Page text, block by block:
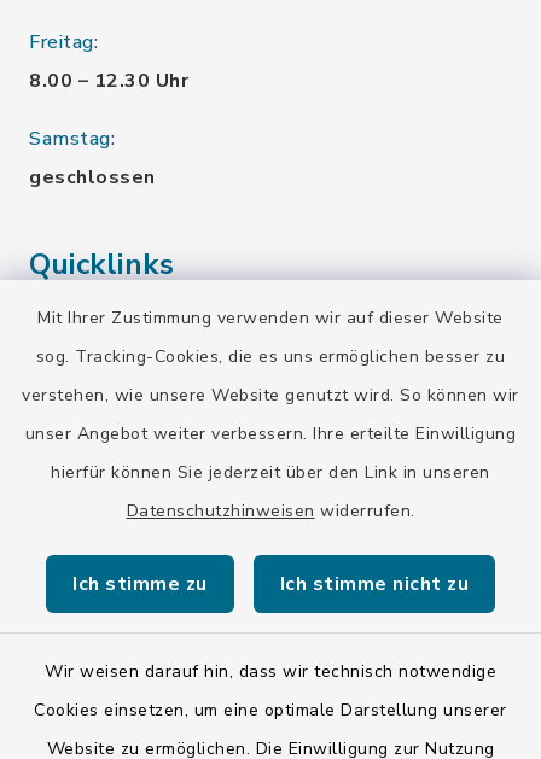
Mit Ihrer Zustimmung verwenden wir auf dieser Website
sog. Tracking-Cookies, die es uns ermöglichen besser zu
verstehen, wie unsere Website genutzt wird. So können wir
unser Angebot weiter verbessern. Ihre erteilte Einwilligung
hierfür können Sie jederzeit über den Link in unseren
Datenschutzhinweisen widerrufen.
Ich stimme zu Ich stimme nicht zu
Wir weisen darauf hin, dass wir technisch notwendige
Cookies einsetzen, um eine optimale Darstellung unserer
Website zu ermöglichen. Die Einwilligung zur Nutzung
Freitag:
8.00 – 12.30 Uhr
Samstag:
geschlossen
Quicklinks
Landratsamt Bad Tölz-Wolfratshausen
BayernPortal
Kontakt
Barrierefreiheit